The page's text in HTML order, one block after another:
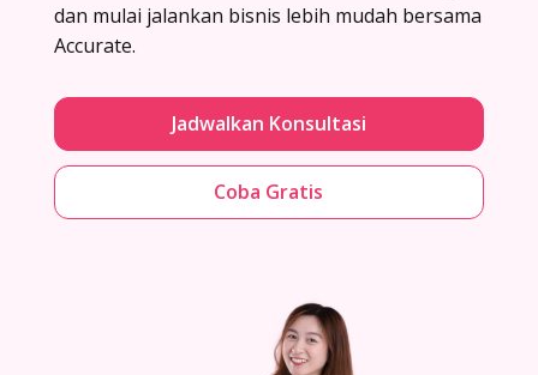
dan mulai jalankan bisnis lebih mudah bersama
Accurate.
Jadwalkan Konsultasi
Coba Gratis